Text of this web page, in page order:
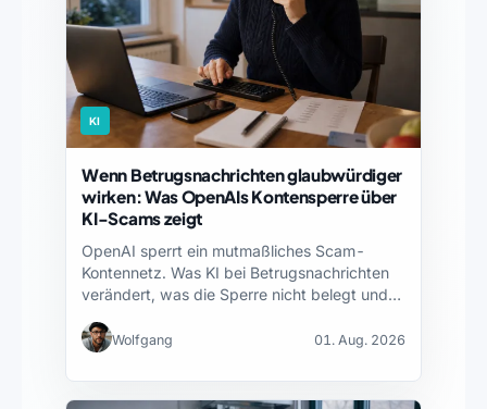
KI
Wenn Betrugsnachrichten glaubwürdiger
wirken: Was OpenAIs Kontensperre über
KI-Scams zeigt
OpenAI sperrt ein mutmaßliches Scam-
Kontennetz. Was KI bei Betrugsnachrichten
verändert, was die Sperre nicht belegt und…
Wolfgang 01. Aug. 2026